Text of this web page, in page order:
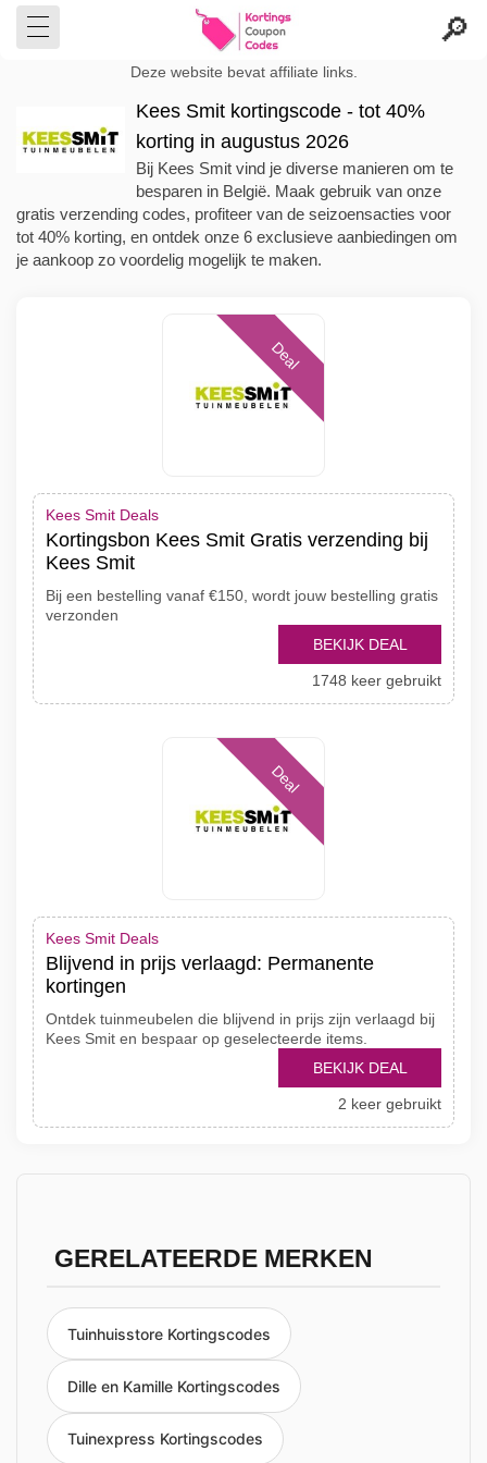
Deze website bevat affiliate links.
Kees Smit kortingscode - tot 40%
korting in augustus 2026
Bij Kees Smit vind je diverse manieren om te
besparen in België. Maak gebruik van onze
gratis verzending codes, profiteer van de seizoensacties voor
tot 40% korting, en ontdek onze 6 exclusieve aanbiedingen om
je aankoop zo voordelig mogelijk te maken.
Deal
Kees Smit Deals
Kortingsbon Kees Smit Gratis verzending bij
Kees Smit
Bij een bestelling vanaf €150, wordt jouw bestelling gratis
verzonden
BEKIJK DEAL
1748 keer gebruikt
Deal
Kees Smit Deals
Blijvend in prijs verlaagd: Permanente
kortingen
Ontdek tuinmeubelen die blijvend in prijs zijn verlaagd bij
Kees Smit en bespaar op geselecteerde items.
BEKIJK DEAL
2 keer gebruikt
GERELATEERDE MERKEN
Tuinhuisstore Kortingscodes
Dille en Kamille Kortingscodes
Tuinexpress Kortingscodes